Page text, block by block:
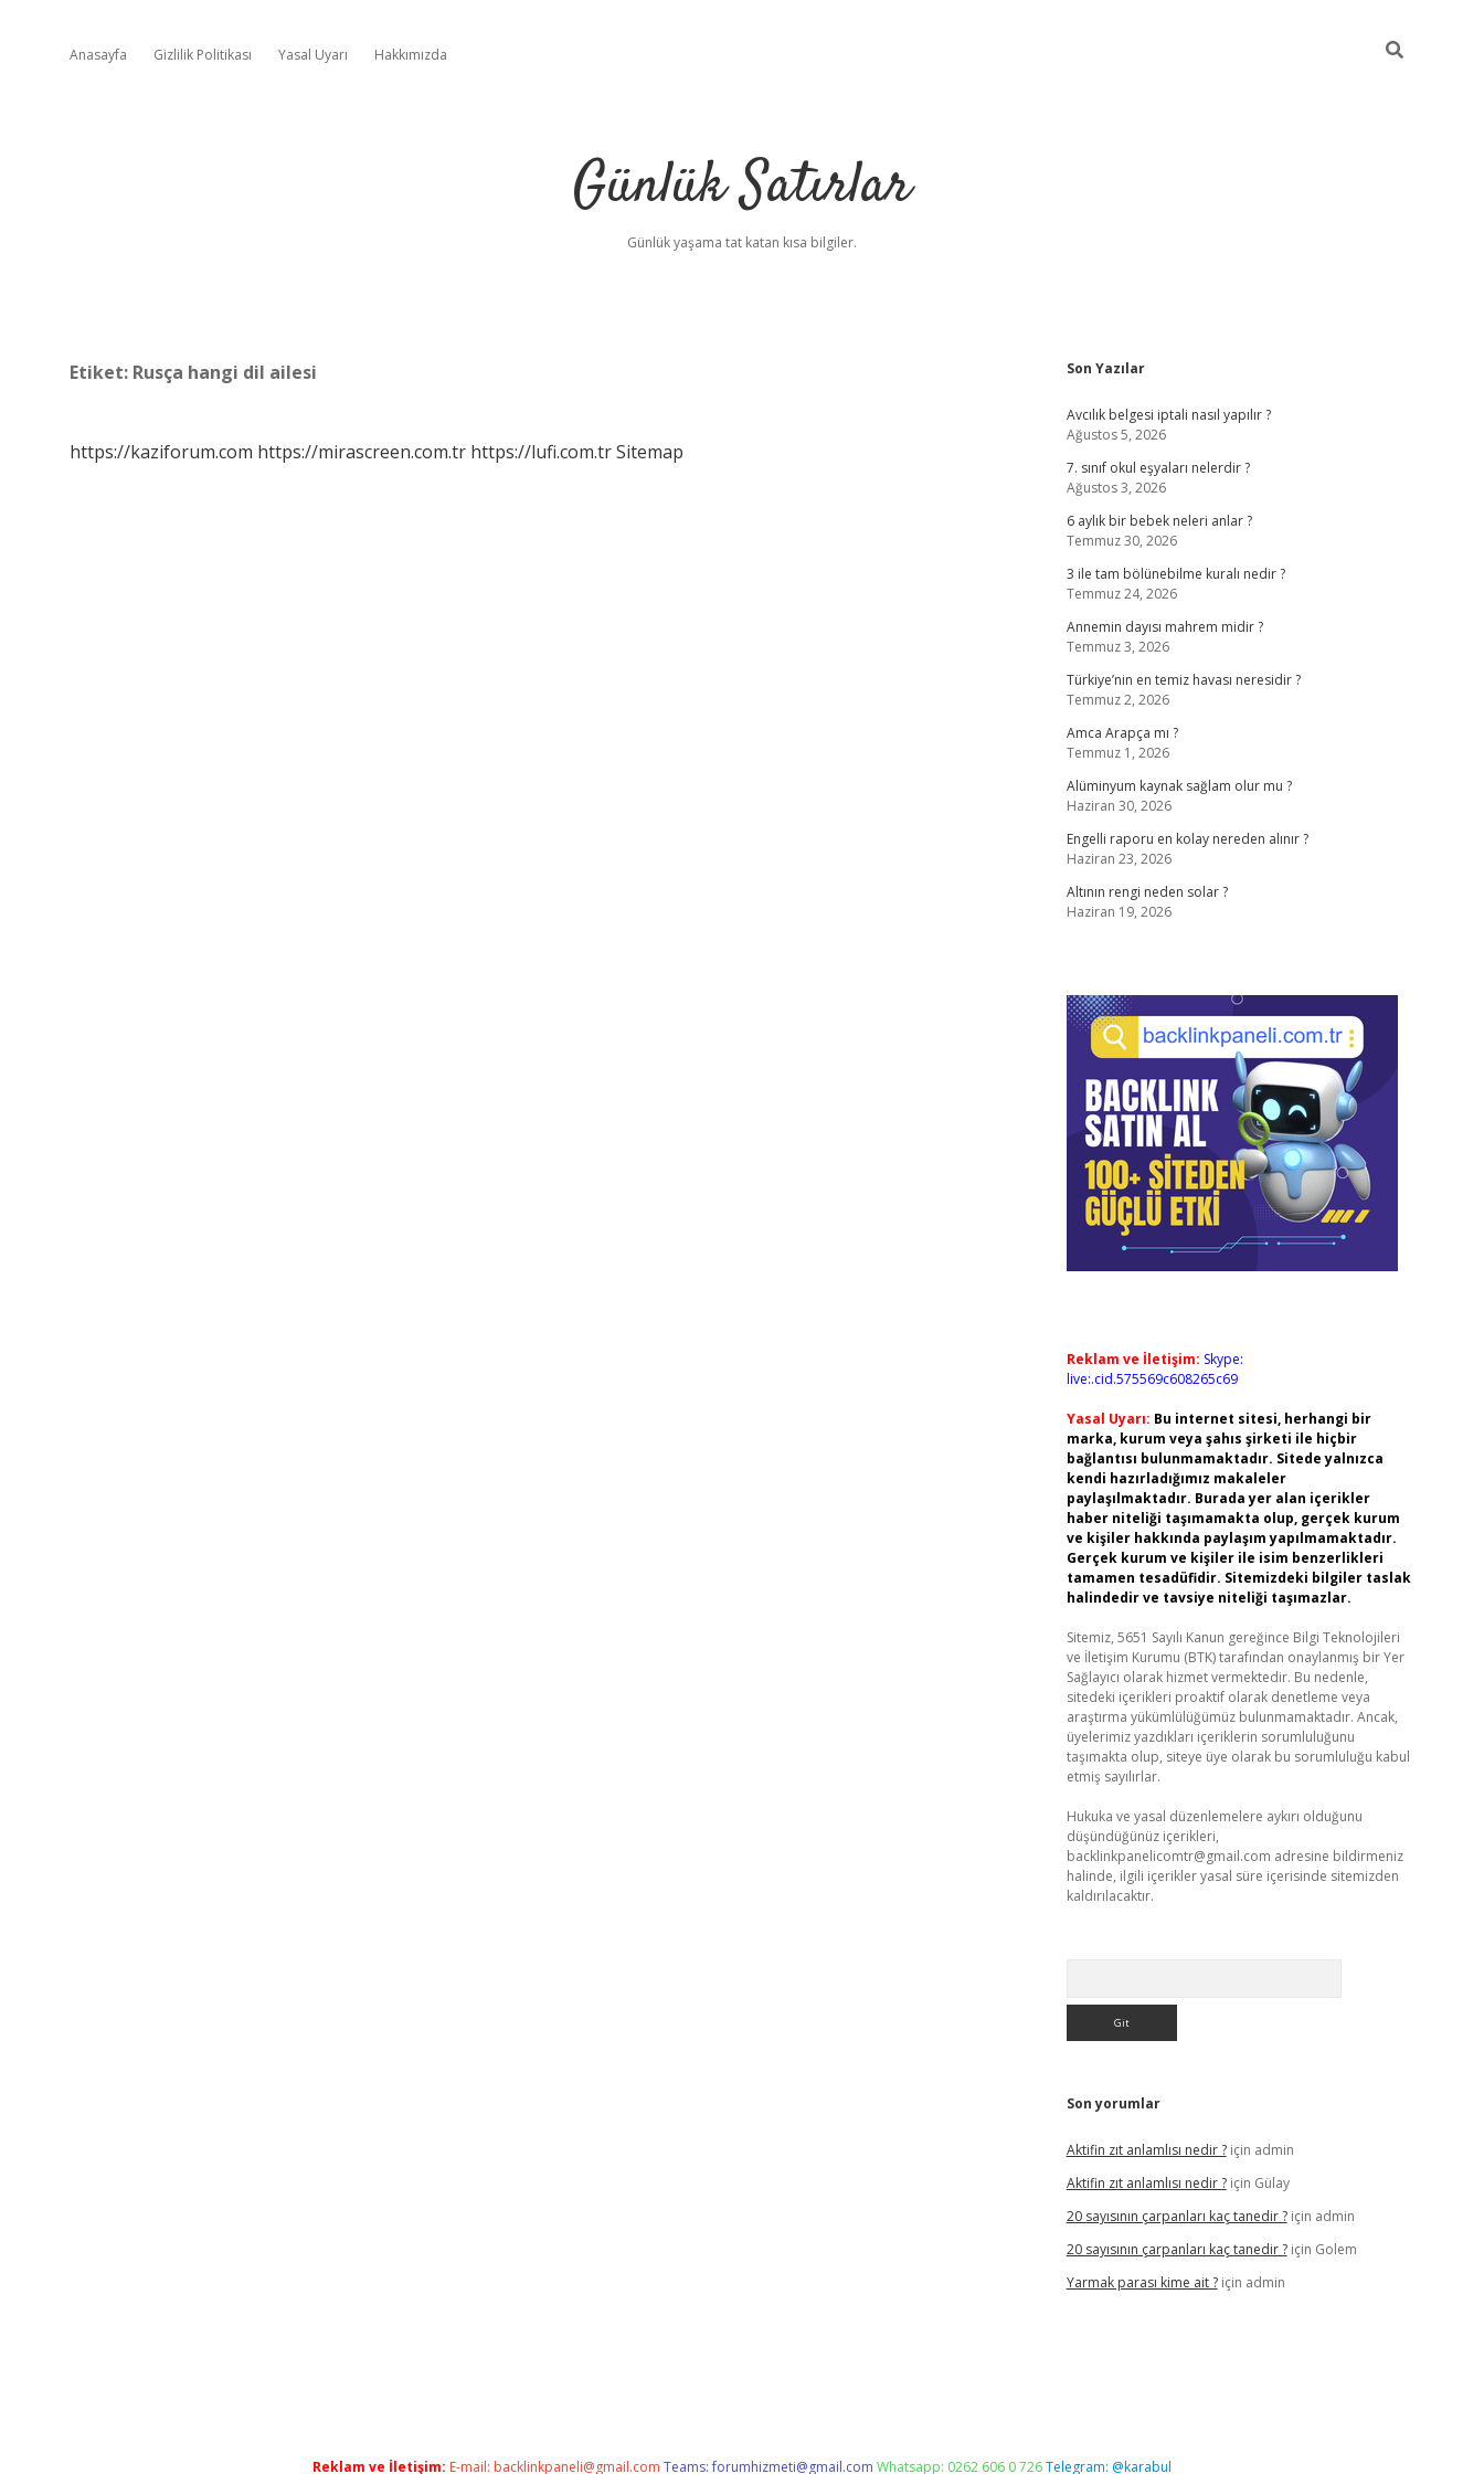
Anasayfa Gizlilik Politikası Yasal Uyarı Hakkımızda
Günlük Satırlar
Günlük yaşama tat katan kısa bilgiler.
Etiket: Rusça hangi dil ailesi
https://kaziforum.com https://mirascreen.com.tr https://lufi.com.trSitemap
Sidebar
Son Yazılar
Avcılık belgesi iptali nasıl yapılır ?
Ağustos 5, 2026
7. sınıf okul eşyaları nelerdir ?
Ağustos 3, 2026
6 aylık bir bebek neleri anlar ?
Temmuz 30, 2026
3 ile tam bölünebilme kuralı nedir ?
Temmuz 24, 2026
Annemin dayısı mahrem midir ?
Temmuz 3, 2026
Türkiye’nin en temiz havası neresidir ?
Temmuz 2, 2026
Amca Arapça mı ?
Temmuz 1, 2026
Alüminyum kaynak sağlam olur mu ?
Haziran 30, 2026
Engelli raporu en kolay nereden alınır ?
Haziran 23, 2026
Altının rengi neden solar ?
Haziran 19, 2026
Reklam ve İletişim: Skype:
live:.cid.575569c608265c69
Yasal Uyarı: Bu internet sitesi, herhangi bir
marka, kurum veya şahıs şirketi ile hiçbir
bağlantısı bulunmamaktadır. Sitede yalnızca
kendi hazırladığımız makaleler
paylaşılmaktadır. Burada yer alan içerikler
haber niteliği taşımamakta olup, gerçek kurum
ve kişiler hakkında paylaşım yapılmamaktadır.
Gerçek kurum ve kişiler ile isim benzerlikleri
tamamen tesadüfidir. Sitemizdeki bilgiler taslak
halindedir ve tavsiye niteliği taşımazlar.
Sitemiz, 5651 Sayılı Kanun gereğince Bilgi Teknolojileri
ve İletişim Kurumu (BTK) tarafından onaylanmış bir Yer
Sağlayıcı olarak hizmet vermektedir. Bu nedenle,
sitedeki içerikleri proaktif olarak denetleme veya
araştırma yükümlülüğümüz bulunmamaktadır. Ancak,
üyelerimiz yazdıkları içeriklerin sorumluluğunu
taşımakta olup, siteye üye olarak bu sorumluluğu kabul
etmiş sayılırlar.
Hukuka ve yasal düzenlemelere aykırı olduğunu
düşündüğünüz içerikleri,
backlinkpanelicomtr@gmail.com adresine bildirmeniz
halinde, ilgili içerikler yasal süre içerisinde sitemizden
kaldırılacaktır.
Son yorumlar
Aktifin zıt anlamlısı nedir ?için admin
Aktifin zıt anlamlısı nedir ?için Gülay
20 sayısının çarpanları kaç tanedir ?için admin
20 sayısının çarpanları kaç tanedir ?için Golem
Yarmak parası kime ait ?için admin
Reklam ve İletişim: E-mail: backlinkpaneli@gmail.com Teams:forumhizmeti@gmail.com Whatsapp: 0262 606 0 726Telegram: @karabul